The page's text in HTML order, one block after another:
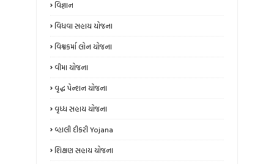
વિજ્ઞાન
વિધવા સહાય યોજના
વિશ્વકર્મા લોન યોજના
વીમા યોજના
વૃદ્ધ પેન્શન યોજના
વૃધ્ધ સહાય યોજના
વ્હાલી દીકરી Yojana
શિક્ષણ સહાય યોજના